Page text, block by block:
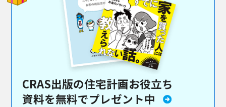
CRAS出版の住宅計画お役立ち
資料を無料でプレゼント中